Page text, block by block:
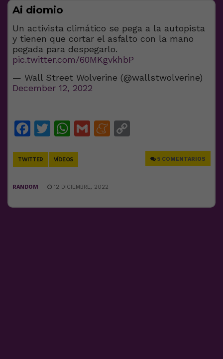
Ai diomio
Un activista climático se pega a la autopista
y tienen que cortar el asfalto con la mano
pegada para despegarlo.
pic.twitter.com/60MKgvkhbP
— Wall Street Wolverine (@wallstwolverine)
December 12, 2022
Facebook
Twitter
WhatsApp
GmailMeneame
TWITTER VÍDEOS 5 COMENTARIOS
RANDOM 12 DICIEMBRE, 2022